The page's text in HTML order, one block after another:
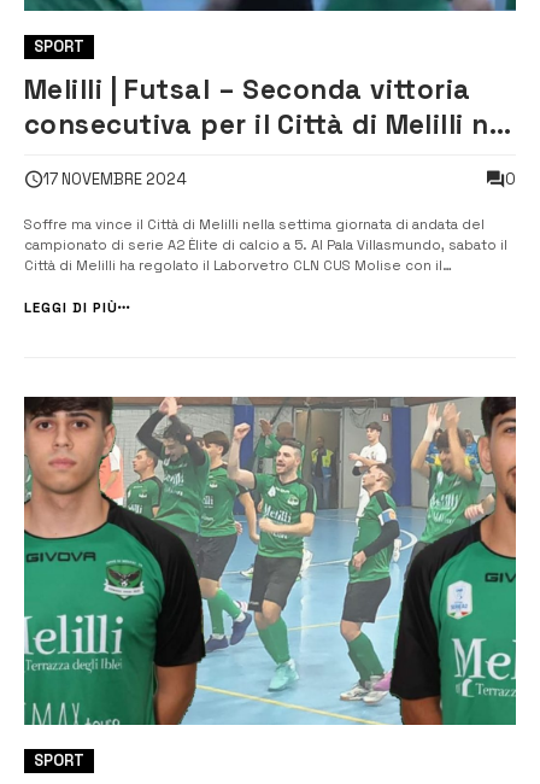
SPORT
Melilli | Futsal – Seconda vittoria
consecutiva per il Città di Melilli nel
17 NOVEMBRE 2024 0
Soffre ma vince il Città di Melilli nella settima giornata di andata del
campionato di serie A2 Èlite di calcio a 5. Al Pala Villasmundo, sabato il
Città di Melilli ha regolato il Laborvetro CLN CUS Molise con il
molisani. Neroverdi in vantaggio […]
LEGGI DI PIÙ
SPORT